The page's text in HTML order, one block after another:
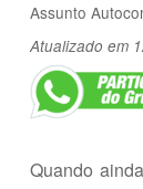
Assunto
Atualizado em
Quando